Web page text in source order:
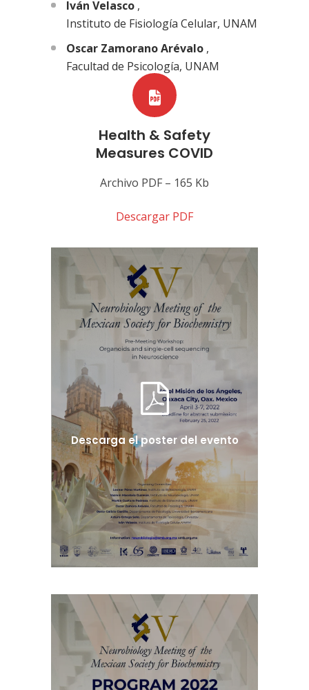
Iván Velasco ,
Instituto de Fisiología Celular, UNAM
Oscar Zamorano Arévalo ,
Facultad de Psicología, UNAM
Health & Safety
Measures COVID
Archivo PDF – 165 Kb
Descargar PDF
Descarga el poster del evento